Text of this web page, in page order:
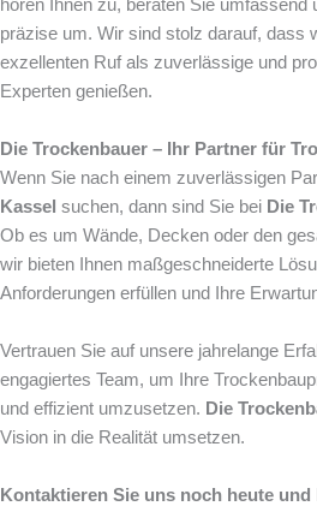
hören Ihnen zu, beraten Sie umfassend
präzise um. Wir sind stolz darauf, dass
exzellenten Ruf als zuverlässige und
Experten genießen.
Die Trockenbauer – Ihr Partner für
Wenn Sie nach einem zuverlässigen
Kassel suchen, dann sind Sie bei Die
Ob es um Wände, Decken oder den
wir bieten Ihnen maßgeschneiderte
Anforderungen erfüllen und Ihre
Vertrauen Sie auf unsere jahrelange
engagiertes Team, um Ihre
und effizient umzusetzen. Die
Vision in die Realität umsetzen.
Kontaktieren Sie uns noch heute